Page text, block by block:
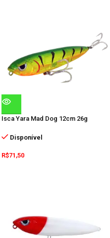
Isca Yara Mad Dog 12cm 26g
Disponível
R$71,50